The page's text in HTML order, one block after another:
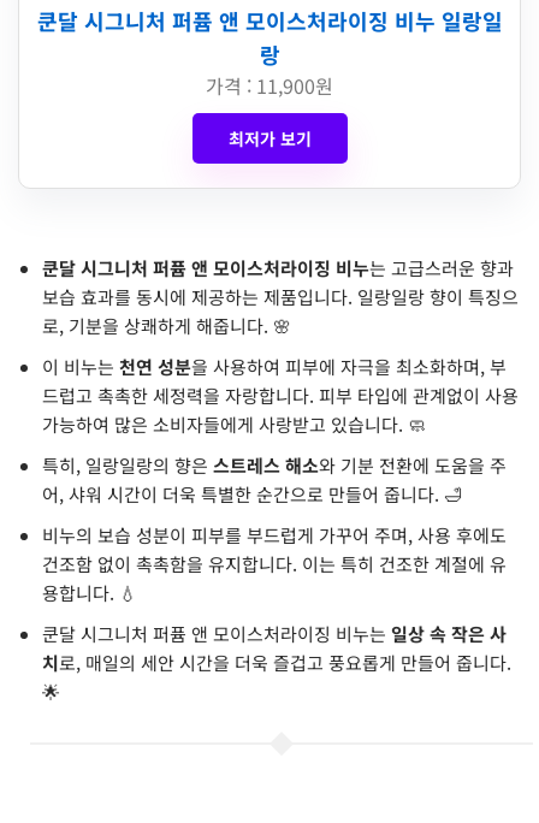
쿤달 시그니처 퍼퓸 앤 모이스처라이징 비누 일랑일
랑
가격 : 11,900원
최저가 보기
쿤달 시그니처 퍼퓸 앤 모이스처라이징 비누는 고급스러운 향과
보습 효과를 동시에 제공하는 제품입니다. 일랑일랑 향이 특징으
로, 기분을 상쾌하게 해줍니다. 🌸
이 비누는 천연 성분을 사용하여 피부에 자극을 최소화하며, 부
드럽고 촉촉한 세정력을 자랑합니다. 피부 타입에 관계없이 사용
가능하여 많은 소비자들에게 사랑받고 있습니다. 🧼
특히, 일랑일랑의 향은 스트레스 해소와 기분 전환에 도움을 주
어, 샤워 시간이 더욱 특별한 순간으로 만들어 줍니다. 🛁
비누의 보습 성분이 피부를 부드럽게 가꾸어 주며, 사용 후에도
건조함 없이 촉촉함을 유지합니다. 이는 특히 건조한 계절에 유
용합니다. 💧
쿤달 시그니처 퍼퓸 앤 모이스처라이징 비누는 일상 속 작은 사
치로, 매일의 세안 시간을 더욱 즐겁고 풍요롭게 만들어 줍니다.
🌟